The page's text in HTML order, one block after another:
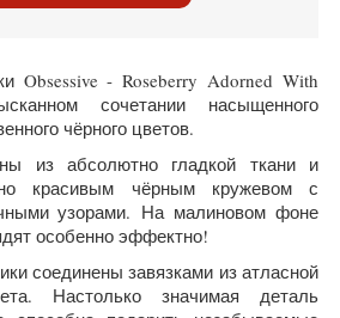
Obsessive - Roseberry Adorned With
сочетании насыщенного
чёрного цветов.
из абсолютно гладкой ткани и
красивым чёрным кружевом с
узорами. На малиновом фоне
особенно эффектно!
соединены завязками из атласной
Настолько значимая деталь